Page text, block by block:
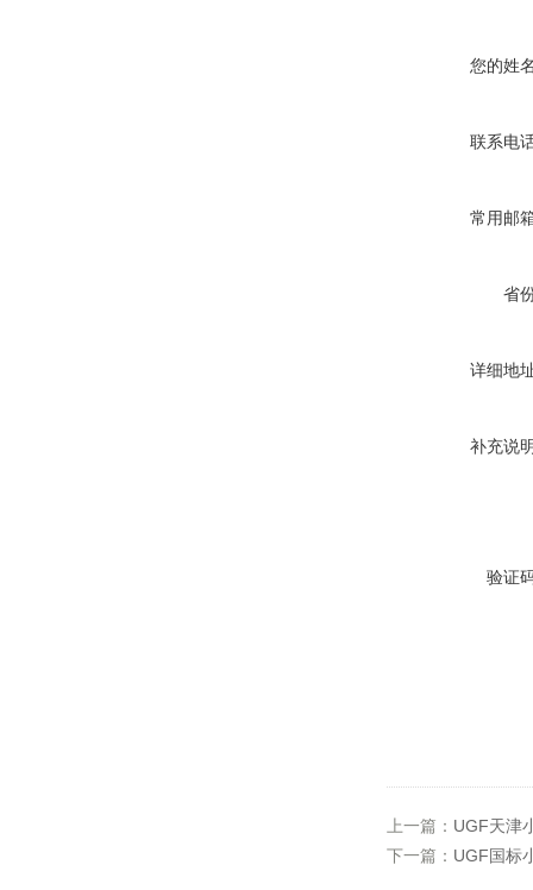
您的姓
联系电
常用邮
省
详细地
补充说
验证
上一篇： UGF天津
下一篇： UGF国标